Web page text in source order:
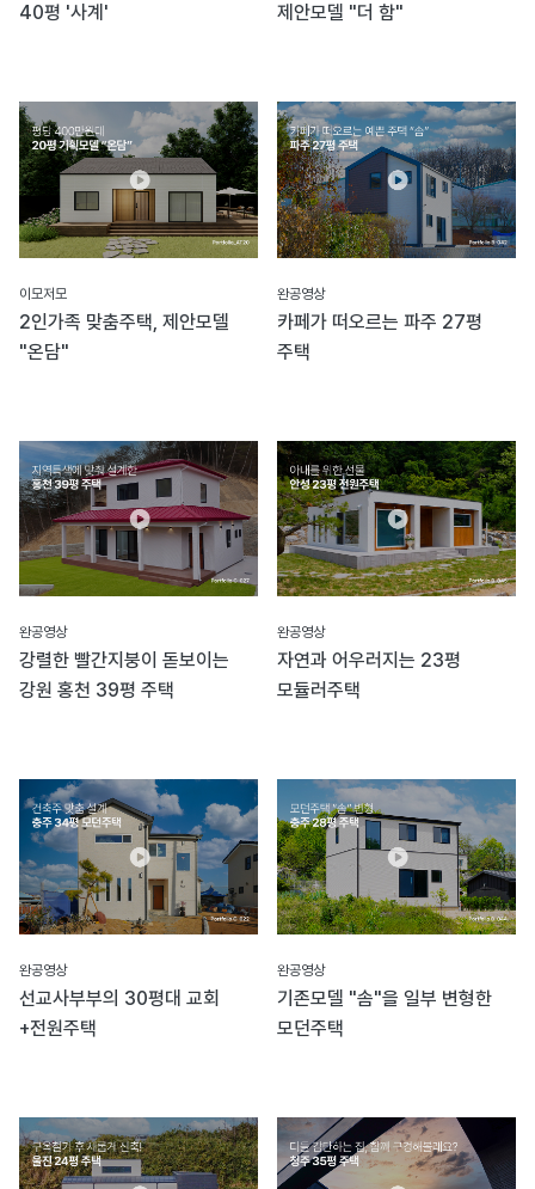
40평 '사계'
제안모델 "더 함"
이모저모
2인가족 맞춤주택, 제안모델
"온담"
완공영상
카페가 떠오르는 파주 27평
주택
완공영상
강렬한 빨간지붕이 돋보이는
강원 홍천 39평 주택
완공영상
자연과 어우러지는 23평
모듈러주택
완공영상
선교사부부의 30평대 교회
+전원주택
완공영상
기존모델 "솜"을 일부 변형한
모던주택